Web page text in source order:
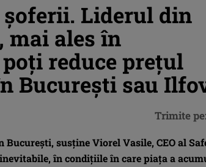
Liderul din
mai ales în
reduce prețul
București sau
București, susține Viorel Vasile, CEO al
în condițiile în care piața a
Trimite pe: